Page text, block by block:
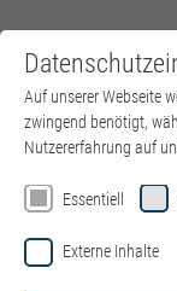
Auf unserer Webseite
zwingend benötigt,
Nutzererfahrung auf
Essentiell
Externe Inhalte